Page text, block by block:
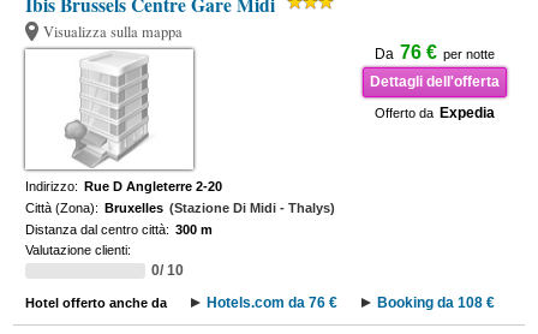
Visualizza sulla mappa
Da 76 € per notte
Dettagli dell'offerta
Offerto da Expedia
Indirizzo: Rue D Angleterre 2-20
Città (Zona): Bruxelles (Stazione Di Midi - Thalys)
Distanza dal centro città: 300 m
Valutazione clienti:
0/ 10
Hotel offerto anche da Hotels.com da 76 € Booking da 108 €